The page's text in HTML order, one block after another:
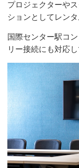
プロジェクターや
ションとしてレンタ
国際センター駅コ
リー接続にも対応し